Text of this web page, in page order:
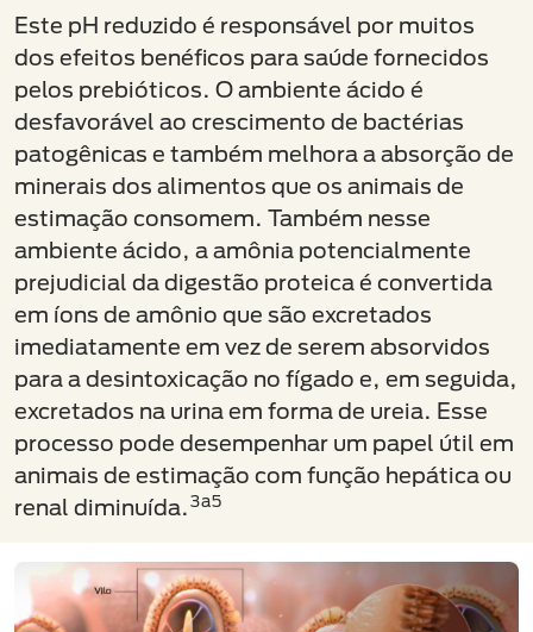
Este pH reduzido é responsável por muitos
dos efeitos benéficos para saúde fornecidos
pelos prebióticos. O ambiente ácido é
desfavorável ao crescimento de bactérias
patogênicas e também melhora a absorção de
minerais dos alimentos que os animais de
estimação consomem. Também nesse
ambiente ácido, a amônia potencialmente
prejudicial da digestão proteica é convertida
em íons de amônio que são excretados
imediatamente em vez de serem absorvidos
para a desintoxicação no fígado e, em seguida,
excretados na urina em forma de ureia. Esse
processo pode desempenhar um papel útil em
animais de estimação com função hepática ou
renal diminuída.3a5